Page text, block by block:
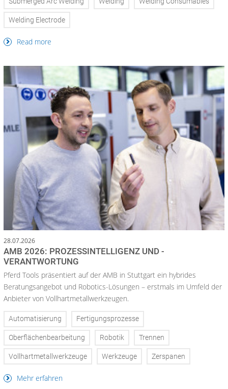
Welding Electrode
Read more
28.07.2026
AMB 2026: PROZESSINTELLIGENZ UND -
VERANTWORTUNG
Pferd Tools präsentiert auf der AMB in Stuttgart ein hybrides
Beratungsangebot und Robotics-Lösungen – erstmals im Umfeld der
Anbieter von Vollhartmetallwerkzeugen.
Automatisierung Fertigungsprozesse
Oberflächenbearbeitung Robotik Trennen
Vollhartmetallwerkzeuge Werkzeuge Zerspanen
Mehr erfahren